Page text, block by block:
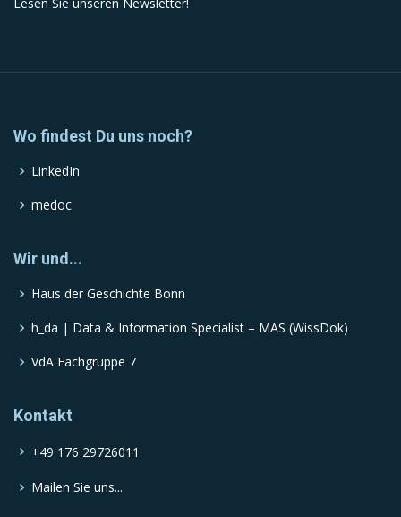
Wo findest Du uns noch?
LinkedIn
medoc
Wir und...
Haus der Geschichte Bonn
h_da | Data & Information Specialist – MAS (WissDok)
VdA Fachgruppe 7
Kontakt
+49 176 29726011
Mailen Sie uns...